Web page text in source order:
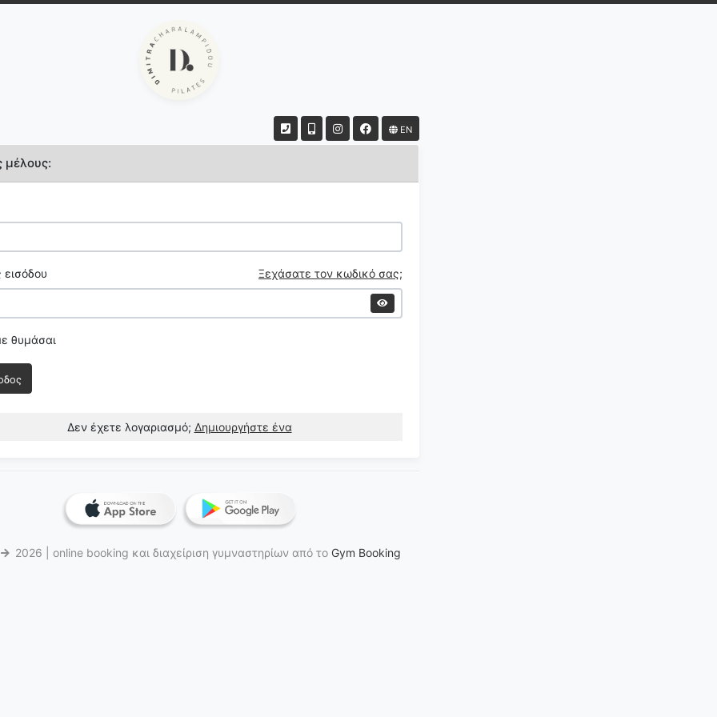
EN
μέλους:
εισόδου Ξεχάσατε τον κωδικό σας;
θυμάσαι
Δεν έχετε λογαριασμό; Δημιουργήστε ένα
2026 | online booking και διαχείριση γυμναστηρίων από το Gym Booking